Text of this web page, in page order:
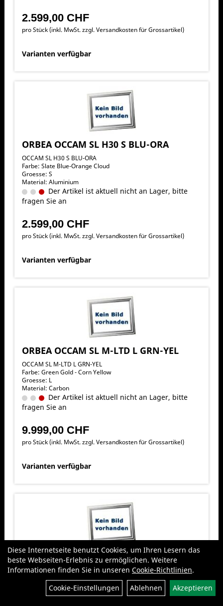
Filter
2.599,00 CHF
pro Stück (inkl. MwSt. zzgl.Versandkosten für Grossartikel)
Varianten verfügbar
ORBEA OCCAM SL H30 S BLU-ORA
OCCAM SL H30 S BLU-ORA
Farbe: Slate Blue-Orange Cloud
Groesse: S
Material: Aluminium
Der Artikel ist aktuell nicht an Lager, bitte
fragen Sie an
2.599,00 CHF
pro Stück (inkl. MwSt. zzgl.Versandkosten für Grossartikel)
Varianten verfügbar
ORBEA OCCAM SL M-LTD L GRN-YEL
OCCAM SL M-LTD L GRN-YEL
Farbe: Green Gold - Corn Yellow
Groesse: L
Material: Carbon
Der Artikel ist aktuell nicht an Lager, bitte
fragen Sie an
9.999,00 CHF
pro Stück (inkl. MwSt. zzgl.Versandkosten für Grossartikel)
Varianten verfügbar
ORBEA OCCAM SL M10 L BRO-GRN
OCCAM SL M10 L BRO-GRN
Farbe: Cosmic Carbon View - Metallic Olive Green
Groesse: L
Material: Carbon
Diese Internetseite benutzt Cookies, um Ihren Lesern das
beste Webseiten-Erlebnis zu ermöglichen. Weitere
Informationen finden Sie in unseren Cookie-Richtlinien.
Cookie-Einstellungen
Ablehnen Akzeptieren